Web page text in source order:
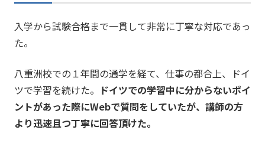
入学から試験合格まで一貫して非常に丁寧な対応であっ
た。
八重洲校での１年間の通学を経て、仕事の都合上、ドイ
ツで学習を続けた。 ドイツでの学習中に分からないポイ
ントがあった際にWebで質問をしていたが、講師の方
より迅速且つ丁寧に回答頂けた。